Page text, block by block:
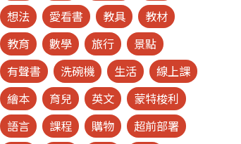
想法
愛看書 教具
教材
教育
數學 旅行
景點
有聲書
洗碗機 生活
線上課
繪本
育兒 英文
蒙特梭利
語言
課程 購物
超前部署